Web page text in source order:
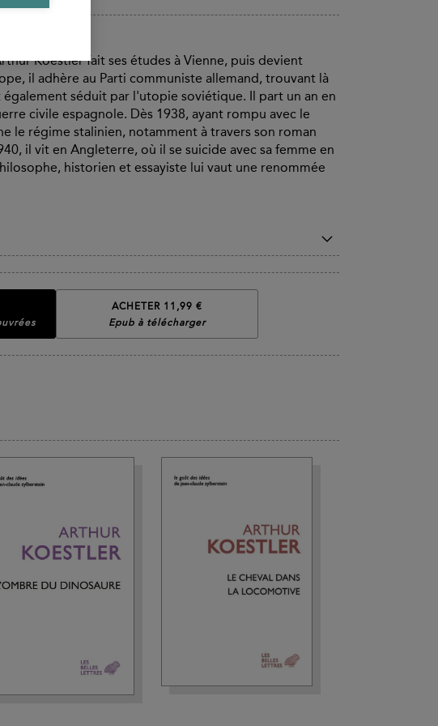
Koestler fait ses études à Vienne, puis devient
il adhère au Parti communiste allemand, trouvant là
également séduit par l'utopie soviétique. Il part un an en
civile espagnole. Dès 1938, ayant rompu avec le
le régime stalinien, notamment à travers son roman
il vit en Angleterre, où il se suicide avec sa femme en
historien et essayiste lui vaut une renommée
ACHETER 11,99 €
Epub à télécharger